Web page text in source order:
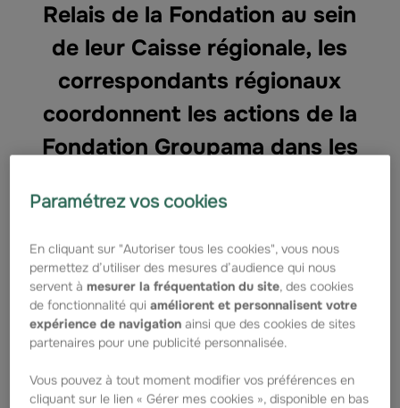
Relais de la Fondation au sein
de leur Caisse régionale, les
correspondants régionaux
coordonnent les actions de la
Fondation Groupama dans les
Caisses régionales pour
vaincre les maladies rares et
accompagnent les élus
référents dans leurs missions.
Qui sont-ils ?
Paramétrez vos cookies
En cliquant sur "Autoriser tous les cookies", vous nous
permettez d’utiliser des mesures d’audience qui nous
servent àmesurer la fréquentation du site, des cookies
de fonctionnalité quiaméliorent et personnalisent votre
expérience de navigation ainsi que des cookies de sites
partenaires pour une publicité personnalisée.
Vous pouvez à tout moment modifier vos préférences en
cliquant sur le lien « Gérer mes cookies », disponible en bas